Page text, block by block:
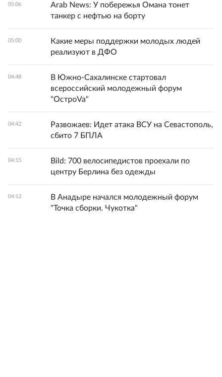
05:06
Arab News: У побережья Омана тонет
танкер с нефтью на борту
05:00
Какие меры поддержки молодых людей
реализуют в ДФО
04:48
В Южно-Сахалинске стартовал
всероссийский молодежный форум
"ОстроVa"
04:42
Развожаев: Идет атака ВСУ на Севастополь,
сбито 7 БПЛА
04:15
Bild: 700 велосипедистов проехали по
центру Берлина без одежды
04:12
В Анадыре начался молодежный форум
"Точка сборки. Чукотка"